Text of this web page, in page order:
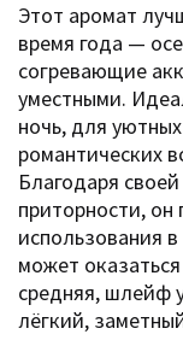
Этот аромат
время года —
согревающие
уместными.
ночь, для
романтических
Благодаря
приторности,
использования
может
средняя, шлейф
лёгкий,